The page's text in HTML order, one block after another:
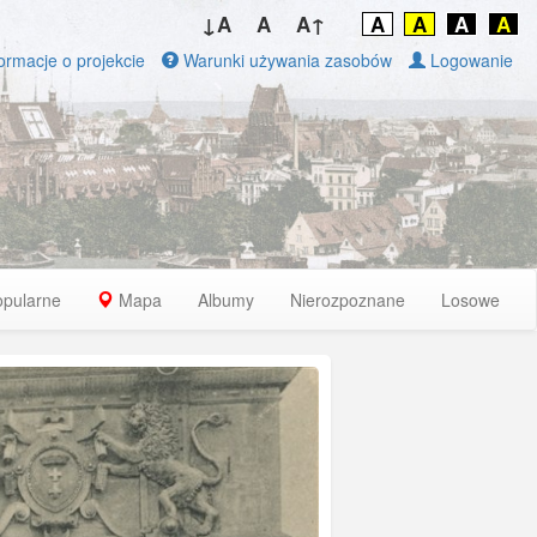
↓A A A↑ A A A A
o projekcie Warunki używania zasobów Logowanie
Mapa Albumy Nierozpoznane Losowe